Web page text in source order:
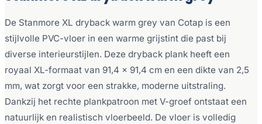
De Stanmore XL dryback warm grey van Cotap is een
stijlvolle PVC-vloer in een warme grijstint die past bij
diverse interieurstijlen. Deze dryback plank heeft een
royaal XL-formaat van 91,4 x 91,4 cm en een dikte van 2,5
mm, wat zorgt voor een strakke, moderne uitstraling.
Dankzij het rechte plankpatroon met V-groef ontstaat een
natuurlijk en realistisch vloerbeeld. De vloer is volledig